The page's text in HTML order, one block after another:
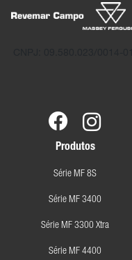
Produtos
Série MF 8S
Série MF 3400
Série MF 3300 Xtra
Série MF 4400